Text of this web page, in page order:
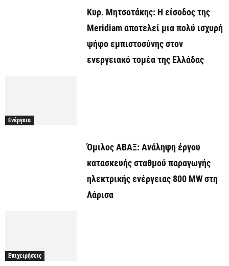
Κυρ. Μητσοτάκης: Η είσοδος της
Meridiam αποτελεί μια πολύ ισχυρή
ψήφο εμπιστοσύνης στον
ενεργειακό τομέα της Ελλάδας
Ενέργεια
Όμιλος ΑΒΑΞ: Ανάληψη έργου
κατασκευής σταθμού παραγωγής
ηλεκτρικής ενέργειας 800 ΜW στη
Λάρισα
Επιχειρήσεις